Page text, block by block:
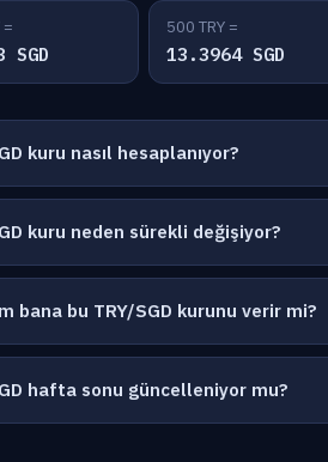
=
SGD
500 TRY =
13.3964 SGD
kuru nasıl hesaplanıyor?
kuru neden sürekli değişiyor?
bana bu TRY/SGD kurunu verir mi?
hafta sonu güncelleniyor mu?